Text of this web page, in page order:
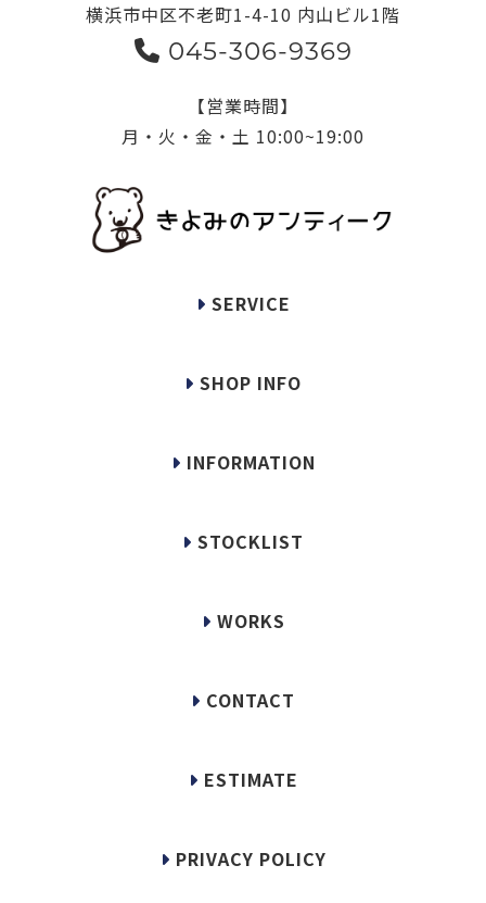
横浜市中区不老町1-4-10 内山ビル1階
045-306-9369
【営業時間】
月・火・金・土 10:00~19:00
SERVICE
SHOP INFO
INFORMATION
STOCKLIST
WORKS
CONTACT
ESTIMATE
PRIVACY POLICY